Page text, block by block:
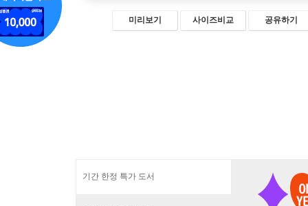
미리보기 사이즈비교 공유하기
기간 한정 특가 도서